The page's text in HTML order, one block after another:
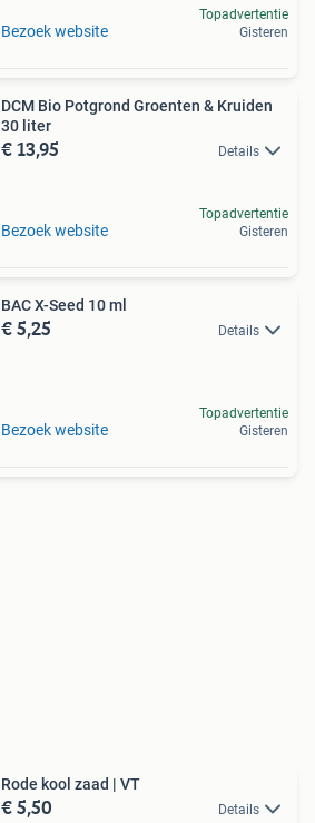
Bezoek website
Topadvertentie
Gisteren
DCM Bio Potgrond Groenten & Kruiden
30 liter
€ 13,95 Details
Bezoek website
Topadvertentie
Gisteren
BAC X-Seed 10 ml
€ 5,25 Details
Bezoek website
Topadvertentie
Gisteren
Rode kool zaad | VT
€ 5,50 Details